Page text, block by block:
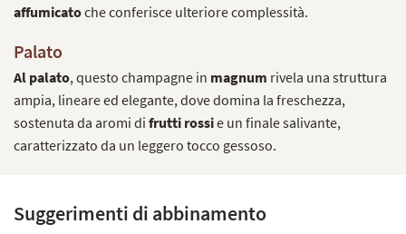
affumicatoche conferisce ulteriore complessità.
Palato
Al palato, questo champagne in magnum rivela una struttura
ampia, lineare ed elegante, dove domina la freschezza,
sostenuta da aromi di frutti rossie un finale salivante,
caratterizzato da un leggero tocco gessoso.
Suggerimenti di abbinamento